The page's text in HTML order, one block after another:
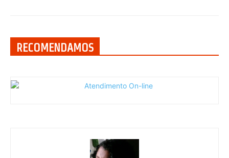
RECOMENDAMOS